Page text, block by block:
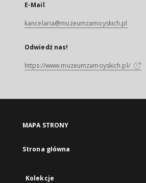
E-Mail
kancelaria@muzeumzamoyskich.pl
Odwiedź nas!
https://www.muzeumzamoyskich.pl/
MAPA STRONY
Strona główna
Kolekcje